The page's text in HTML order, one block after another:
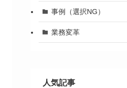
事例（選択NG）
業務変革
人気記事